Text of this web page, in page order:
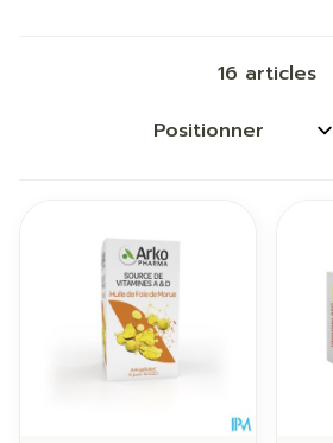
16 articles
Trier par: